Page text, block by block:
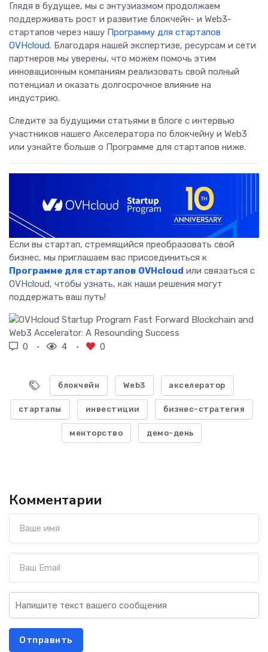
Глядя в будущее, мы с энтузиазмом продолжаем
поддерживать рост и развитие блокчейн- и Web3-
стартапов через нашу Программу для стартапов
OVHcloud. Благодаря нашей экспертизе, ресурсам и сети
партнеров мы уверены, что можем помочь этим
инновационным компаниям реализовать свой полный
потенциал и оказать долгосрочное влияние на
индустрию.
Следите за будущими статьями в блоге с интервью
участников нашего Акселератора по блокчейну и Web3
или узнайте больше о Программе для стартапов ниже.
Если вы стартап, стремящийся преобразовать свой
бизнес, мы приглашаем вас присоединиться к
Программе для стартапов OVHcloud или связаться с
OVHcloud, чтобы узнать, как наши решения могут
поддержать ваш путь!
0 4 0
блокчейн Web3 акселератор
стартапы инвестиции бизнес-стратегия
менторство демо-день
Комментарии
Отправить